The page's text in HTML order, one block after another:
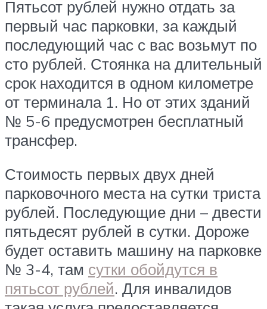
Пятьсот рублей нужно отдать за
первый час парковки, за каждый
последующий час с вас возьмут по
сто рублей. Стоянка на длительный
срок находится в одном километре
от терминала 1. Но от этих зданий
№ 5-6 предусмотрен бесплатный
трансфер.
Стоимость первых двух дней
парковочного места на сутки триста
рублей. Последующие дни – двести
пятьдесят рублей в сутки. Дороже
будет оставить машину на парковке
№ 3-4, там сутки обойдутся в
пятьсот рублей. Для инвалидов